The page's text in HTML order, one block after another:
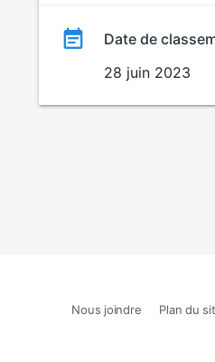
Date de
28 juin 2023
Nous joindre Plan du